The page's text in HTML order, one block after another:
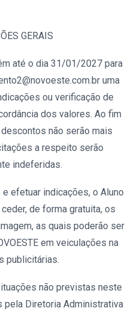
GERAIS
até o dia 31/01/2027 para
uma
ou verificação de
dos valores. Ao fim
não serão mais
a respeito serão
indeferidas.
efetuar indicações, o Aluno
de forma gratuita, os
as quais poderão ser
em veiculações na
publicitárias.
não previstas neste
Diretoria Administrativa